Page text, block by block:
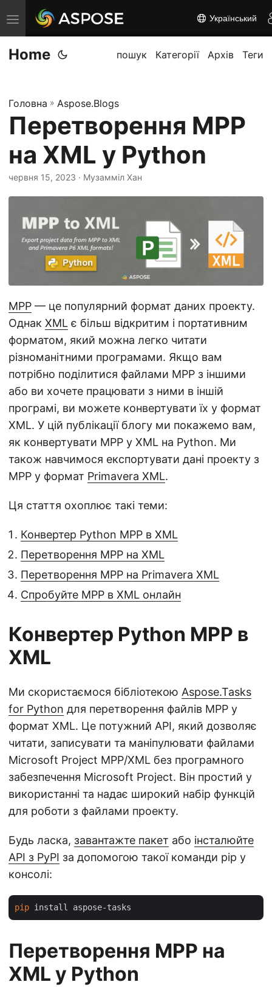
П
е
р
к
н
т
и
і
ю
Український
Home пошук Категорії Архів Теги
Головна » Aspose.Blogs
Перетворення MPP
на XML у Python
червня 15, 2023 · Музамміл Хан
MPP — це популярний формат даних проекту.
Однак XML є більш відкритим і портативним
форматом, який можна легко читати
різноманітними програмами. Якщо вам
потрібно поділитися файлами MPP з іншими
або ви хочете працювати з ними в іншій
програмі, ви можете конвертувати їх у формат
XML. У цій публікації блогу ми покажемо вам,
як конвертувати MPP у XML на Python. Ми
також навчимося експортувати дані проекту з
MPP у формат Primavera XML.
Ця стаття охоплює такі теми:
Конвертер Python MPP в XML
Перетворення MPP на XML
Перетворення MPP на Primavera XML
Спробуйте MPP в XML онлайн
Конвертер Python MPP в
XML
Ми скористаємося бібліотекою Aspose.Tasks
for Python для перетворення файлів MPP у
формат XML. Це потужний API, який дозволяє
читати, записувати та маніпулювати файлами
Microsoft Project MPP/XML без програмного
забезпечення Microsoft Project. Він простий у
використанні та надає широкий набір функцій
для роботи з файлами проекту.
Будь ласка, завантажте пакет або інсталюйте
API з PyPI за допомогою такої команди pip у
консолі:
pip
Перетворення MPP на
XML у Python